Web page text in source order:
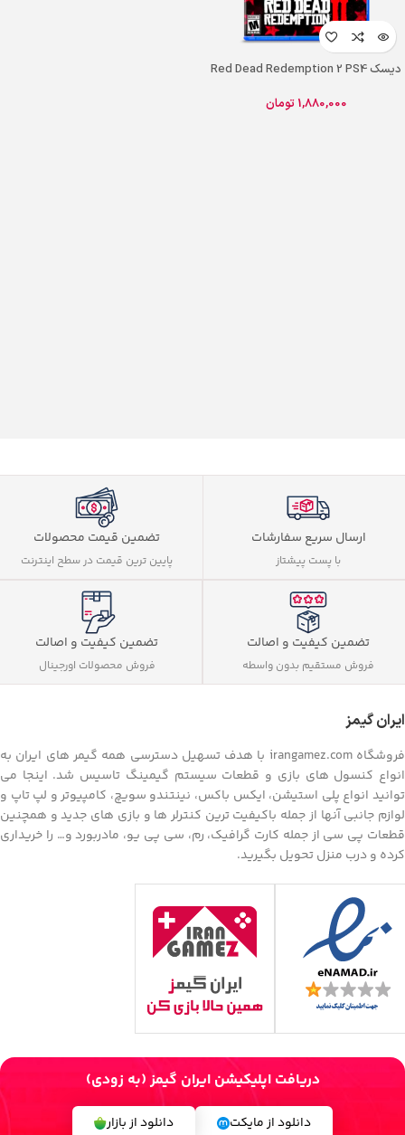
دیسک Red Dead Redemption 2 PS4
1,880,000 تومان
ارسال سریع سفارشات
با پست پیشتاز
تضمین قیمت محصولات
پایین ترین قیمت در سطح اینترنت
تضمین کیفیت و اصالت
فروش مستقیم بدون واسطه
تضمین کیفیت و اصالت
فروش محصولات اورجینال
ایران گیمز
فروشگاه irangamez.com با هدف تسهیل دسترسی همه گیمر های ایران به
انواع کنسول های بازی و قطعات سیستم گیمینگ تاسیس شد. اینجا می
توانید انواع پلی استیشن، ایکس باکس، نینتندو سویچ، کامپیوتر و لپ تاپ و
لوازم جانبی آنها از جمله باکیفیت ترین کنترلر ها و بازی های جدید و همچنین
قطعات پی سی از جمله کارت گرافیک، رم، سی پی یو، مادربورد و… را خریداری
کرده و درب منزل تحویل بگیرید.
دریافت اپلیکیشن ایران گیمز (به زودی)
دانلود از مایکت دانلود از بازار